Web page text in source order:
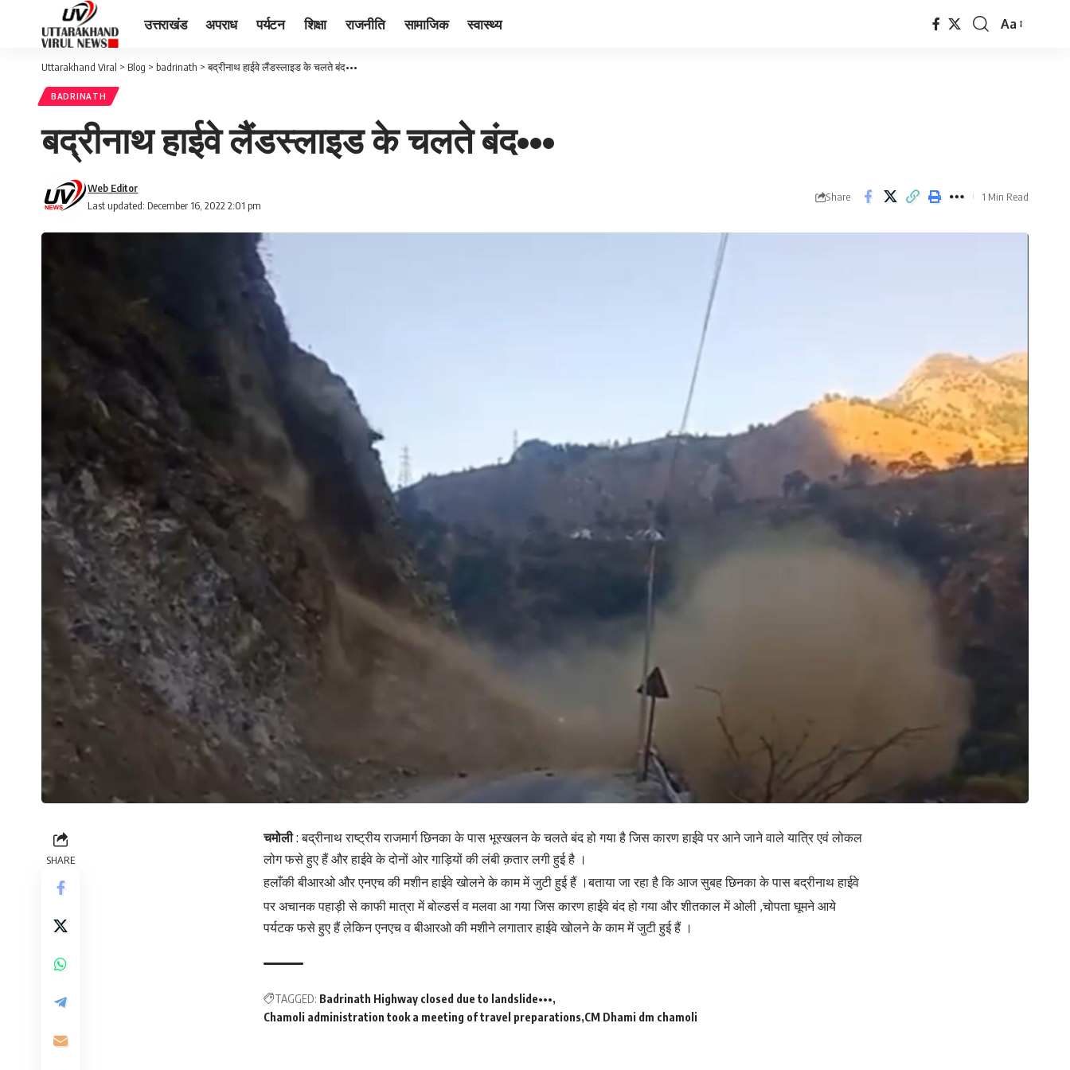
उत्तराखंड अपराध पर्यटन शिक्षा राजनीति सामाजिक स्वास्थ्य
Font
Aa
Uttarakhand Viral > Blog > badrinath >बद्रीनाथ हाईवे लैंडस्लाइड के चलते बंद•••
BADRINATH
बद्रीनाथ हाईवे लैंडस्लाइड के चलते बंद•••
Last updated: December 16, 2022 2:01 pm
Web Editor
Share 1 Min Read
SHARE
चमोली: बद्रीनाथ राष्ट्रीय राजमार्ग छिनका के पास भूस्खलन के चलते बंद हो गया है जिस कारण हाईवे पर आने जाने वाले यात्रि एवं लोकल
लोग फसे हुए हैं और हाईवे के दोनों ओर गाड़ियों की लंबी क़तार लगी हुई है ।
हलाँकी बीआरओ और एनएच की मशीन हाईवे खोलने के काम में जुटी हुई हैं ।बताया जा रहा है कि आज सुबह छिनका के पास बद्रीनाथ हाईवे
पर अचानक पहाड़ी से काफी मात्रा में बोल्डर्स व मलवा आ गया जिस कारण हाईवे बंद हो गया और शीतकाल में ओली ,चोपता घूमने आये
पर्यटक फसे हुए हैं लेकिन एनएच व बीआरओ की मशीने लगातार हाईवे खोलने के काम में जुटी हुई हैं ।
TAGGED: Badrinath Highway closed due to landslide•••
Chamoli administration took a meeting of travel preparations CM Dhami dm chamoli